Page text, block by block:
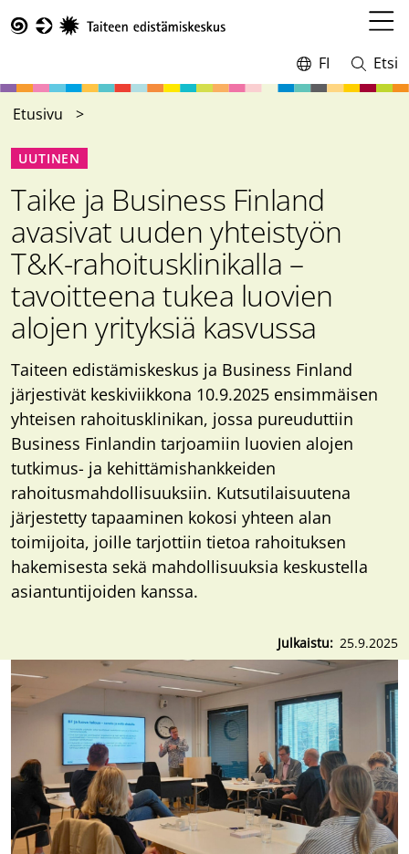
pääsisältöön
valikko
Vaihda
kieltä,
FI
Avaa
ja
Etsi
Etusivu
UUTINEN
Taike ja Business Finland
avasivat uuden yhteistyön
T&K-rahoitusklinikalla –
tavoitteena tukea luovien
alojen yrityksiä kasvussa
Taiteen edistämiskeskus ja Business Finland
järjestivät keskiviikkona 10.9.2025 ensimmäisen
yhteisen rahoitusklinikan, jossa pureuduttiin
Business Finlandin tarjoamiin luovien alojen
tutkimus- ja kehittämishankkeiden
rahoitusmahdollisuuksiin. Kutsutilaisuutena
järjestetty tapaaminen kokosi yhteen alan
toimijoita, joille tarjottiin tietoa rahoituksen
hakemisesta sekä mahdollisuuksia keskustella
asiantuntijoiden kanssa.
Julkaistu 25.9.2025